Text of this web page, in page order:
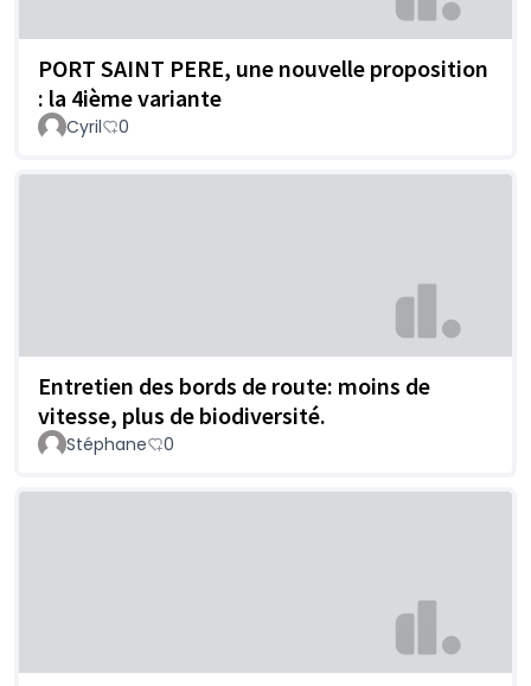
PORT SAINT PERE, une nouvelle proposition
: la 4ième variante
Cyril 0
Entretien des bords de route: moins de
vitesse, plus de biodiversité.
Stéphane 0